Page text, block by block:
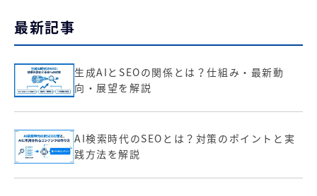
最新記事
生成AIとSEOの関係とは？仕組み・最新動
向・展望を解説
AI検索時代のSEOとは？対策のポイントと実
践方法を解説